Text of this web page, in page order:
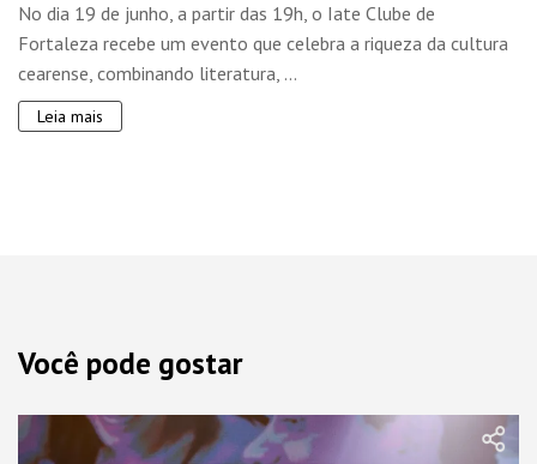
No dia 19 de junho, a partir das 19h, o Iate Clube de
Fortaleza recebe um evento que celebra a riqueza da cultura
cearense, combinando literatura, ...
Leia mais
Você pode gostar